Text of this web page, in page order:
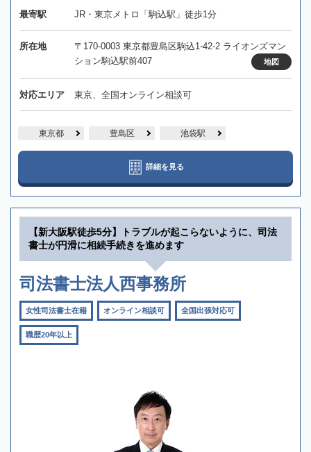
最寄駅 JR・東京メトロ「駒込駅」徒歩1分
所在地
〒170-0003 東京都豊島区駒込1-42-2 ライオンズマン
ション駒込駅前407
地図
対応エリア 東京、全国オンライン相談可
東京都 豊島区 池袋駅
詳細を見る
【新大阪駅徒歩5分】トラブルが起こらないように、司法
書士が円滑に相続手続きを進めます
司法書士法人西事務所
女性司法書士在籍 オンライン相談可 全国出張対応可
職歴20年以上